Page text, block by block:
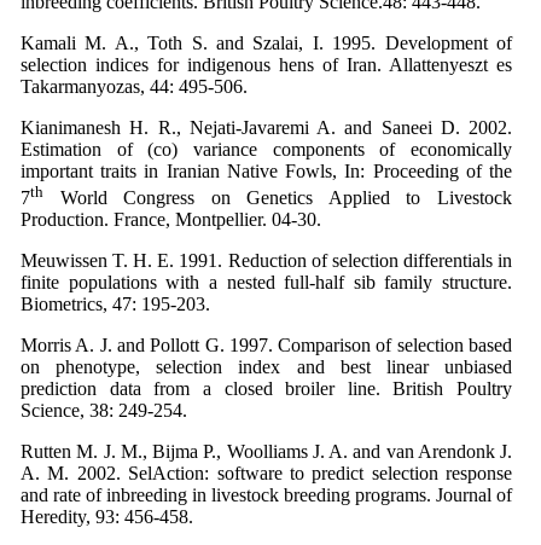
Kamali M. A., Toth S. and Szalai, I. 1995. Development of
selection indices for indigenous hens of Iran. Allattenyeszt es
Takarmanyozas, 44: 495-506.
Kianimanesh H. R., Nejati-Javaremi A. and Saneei D. 2002.
Estimation of (co) variance components of economically
important traits in Iranian Native Fowls, In: Proceeding of the
7th World Congress on Genetics Applied to Livestock
Production. France, Montpellier. 04-30.
Meuwissen T. H. E. 1991. Reduction of selection differentials in
finite populations with a nested full-half sib family structure.
Biometrics, 47: 195-203.
Morris A. J. and Pollott G. 1997. Comparison of selection based
on phenotype, selection index and best linear unbiased
prediction data from a closed broiler line. British Poultry
Science, 38: 249-254.
Rutten M. J. M., Bijma P., Woolliams J. A. and van Arendonk J.
A. M. 2002. SelAction: software to predict selection response
and rate of inbreeding in livestock breeding programs. Journal of
Heredity, 93: 456-458.